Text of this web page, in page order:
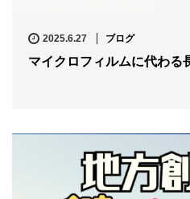
2025.6.27 ブログ
マイクロフィルムに代わる